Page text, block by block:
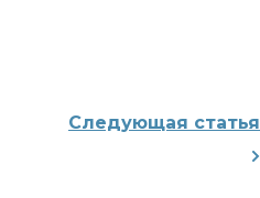
Следующая статья